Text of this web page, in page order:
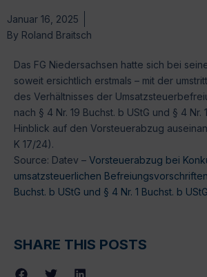
Januar 16, 2025
By Roland Braitsch
Das FG Niedersachsen hatte sich bei
soweit ersichtlich erstmals – mit der
des Verhältnisses der
nach § 4 Nr. 19 Buchst. b UStG und § 4 Nr.
Hinblick auf den Vorsteuerabzug
K 17/24).
Source: Datev – Vorsteuerabzug bei
umsatzsteuerlichen
Buchst. b UStG und § 4 Nr. 1 Buchst. b UStG
SHARE THIS POSTS